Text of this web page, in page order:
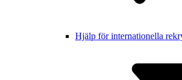
Hjälp för inter­nationella